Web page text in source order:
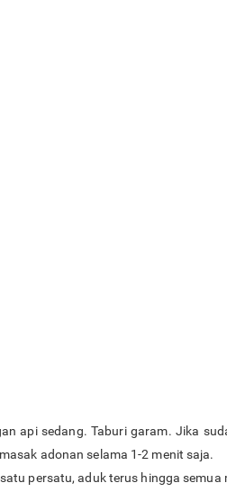
api sedang. Taburi garam. Jika
adonan selama 1-2 menit saja.
persatu, aduk terus hingga semua